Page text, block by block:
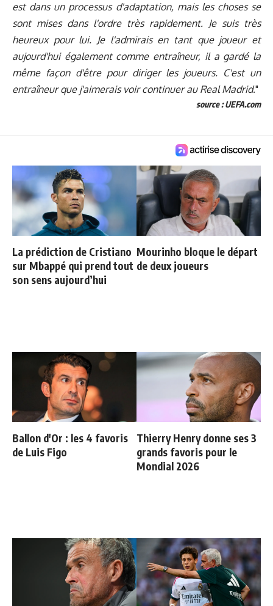
est dans un processus d'adaptation, mais les choses se
sont mises dans l'ordre très rapidement. Je suis très
heureux pour lui. Je l'admirais en tant que joueur et
aujourd'hui également comme entraîneur, il a gardé la
même façon d'être pour diriger les joueurs. C'est un
entraîneur que j'aimerais voir continuer au Real Madrid."
source : UEFA.com
La prédiction de Cristiano
sur Mbappé qui prend tout
son sens aujourd’hui
Mourinho bloque le départ
de deux joueurs
Ballon d'Or : les 4 favoris
de Luis Figo
Thierry Henry donne ses 3
grands favoris pour le
Mondial 2026